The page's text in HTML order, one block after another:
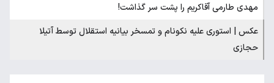
مهدی طارمی آقاکریم را پشت سر گذاشت!
عکس | استوری علیه نکونام و تمسخر بیانیه استقلال توسط آتیلا
حجازی